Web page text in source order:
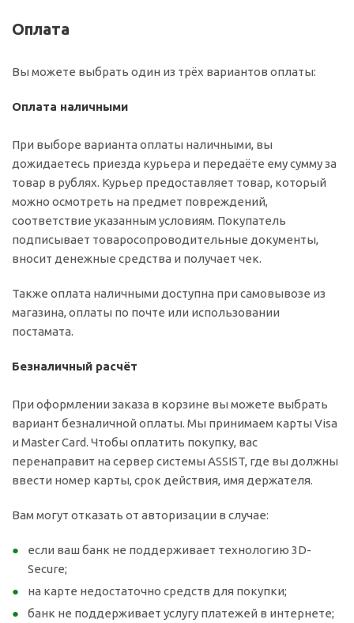
Оплата
Вы можете выбрать один из трёх вариантов оплаты:
Оплата наличными
При выборе варианта оплаты наличными, вы
дожидаетесь приезда курьера и передаёте ему сумму за
товар в рублях. Курьер предоставляет товар, который
можно осмотреть на предмет повреждений,
соответствие указанным условиям. Покупатель
подписывает товаросопроводительные документы,
вносит денежные средства и получает чек.
Также оплата наличными доступна при самовывозе из
магазина, оплаты по почте или использовании
постамата.
Безналичный расчёт
При оформлении заказа в корзине вы можете выбрать
вариант безналичной оплаты. Мы принимаем карты Visa
и Master Card. Чтобы оплатить покупку, вас
перенаправит на сервер системы ASSIST, где вы должны
ввести номер карты, срок действия, имя держателя.
Вам могут отказать от авторизации в случае:
если ваш банк не поддерживает технологию 3D-
Secure;
на карте недостаточно средств для покупки;
банк не поддерживает услугу платежей в интернете;